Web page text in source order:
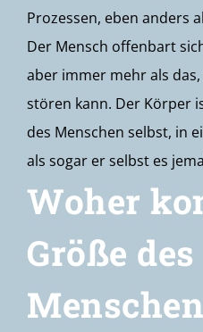
Prozessen, eben anders
Der Mensch offenbart
aber immer mehr als
stören kann. Der Körper
des Menschen selbst, in
als sogar er selbst es
Woher
Größe des